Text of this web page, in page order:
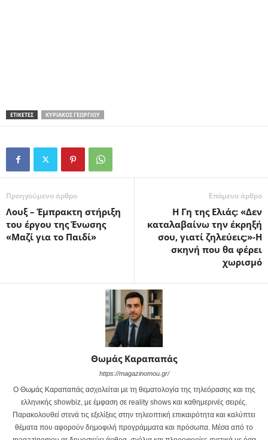
ΕΤΙΚΕΤΕΣ ΚΥΡΙΆΚΟΣ ΓΕΩΡΓΊΟΥ
Προηγούμενο άρθρο
Λουξ – Έμπρακτη στήριξη
του έργου της Ένωσης
«Μαζί για το Παιδί»
Επόμενο άρθρο
Η Γη της Ελιάς: «Δεν
καταλαβαίνω την έκρηξή
σου, γιατί ζηλεύεις;»-Η
σκηνή που θα φέρει
χωρισμό
Θωμάς Καραπαπάς
https://magazinomou.gr/
Ο Θωμάς Καραπαπάς ασχολείται με τη θεματολογία της τηλεόρασης και της
ελληνικής showbiz, με έμφαση σε reality shows και καθημερινές σειρές.
Παρακολουθεί στενά τις εξελίξεις στην τηλεοπτική επικαιρότητα και καλύπτει
θέματα που αφορούν δημοφιλή προγράμματα και πρόσωπα. Μέσα από το